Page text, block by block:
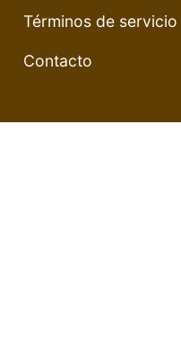
Términos de servicio
Contacto